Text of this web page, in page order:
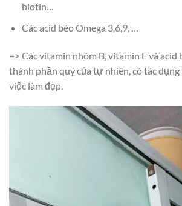
biotin…
Các acid béo Omega 3,6,9, …
=> Các vitamin nhóm B, vitamin E và
thành phần quý của tự nhiên, có tác
việc làm đẹp.